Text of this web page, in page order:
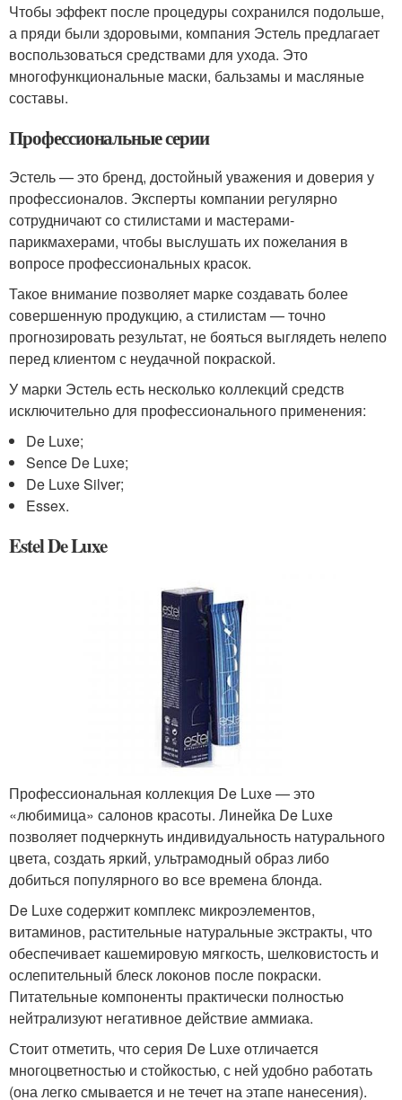
Чтобы эффект после процедуры сохранился подольше,
а пряди были здоровыми, компания Эстель предлагает
воспользоваться средствами для ухода. Это
многофункциональные маски, бальзамы и масляные
составы.
Профессиональные серии
Эстель — это бренд, достойный уважения и доверия у
профессионалов. Эксперты компании регулярно
сотрудничают со стилистами и мастерами-
парикмахерами, чтобы выслушать их пожелания в
вопросе профессиональных красок.
Такое внимание позволяет марке создавать более
совершенную продукцию, а стилистам — точно
прогнозировать результат, не бояться выглядеть нелепо
перед клиентом с неудачной покраской.
У марки Эстель есть несколько коллекций средств
исключительно для профессионального применения:
De Luxe;
Sence De Luxe;
De Luxe Silver;
Essex.
Estel De Luxe
Профессиональная коллекция De Luxe — это
«любимица» салонов красоты. Линейка De Luxe
позволяет подчеркнуть индивидуальность натурального
цвета, создать яркий, ультрамодный образ либо
добиться популярного во все времена блонда.
De Luxe содержит комплекс микроэлементов,
витаминов, растительные натуральные экстракты, что
обеспечивает кашемировую мягкость, шелковистость и
ослепительный блеск локонов после покраски.
Питательные компоненты практически полностью
нейтрализуют негативное действие аммиака.
Стоит отметить, что серия De Luxe отличается
многоцветностью и стойкостью, с ней удобно работать
(она легко смывается и не течет на этапе нанесения).